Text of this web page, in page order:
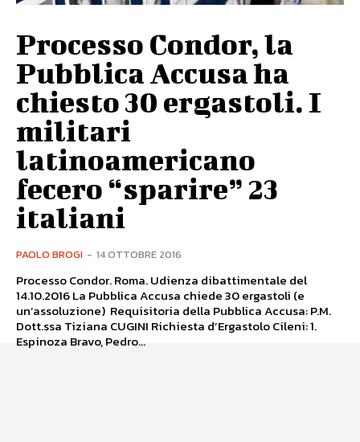
Processo Condor, la
Pubblica Accusa ha
chiesto 30 ergastoli. I
militari
latinoamericano
fecero “sparire” 23
italiani
PAOLO BROGI - 14 OTTOBRE 2016
Processo Condor. Roma. Udienza dibattimentale del
14.10.2016 La Pubblica Accusa chiede 30 ergastoli (e
un’assoluzione) Requisitoria della Pubblica Accusa: P.M.
Dott.ssa Tiziana CUGINI Richiesta d’Ergastolo Cileni: 1.
Espinoza Bravo, Pedro...